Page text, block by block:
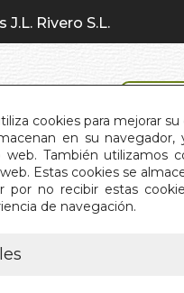
cookies para mejorar
en su
web. También utilizamos
Estas cookies se
por no recibir estas
de navegación.
Rivero S.L.
INICIO